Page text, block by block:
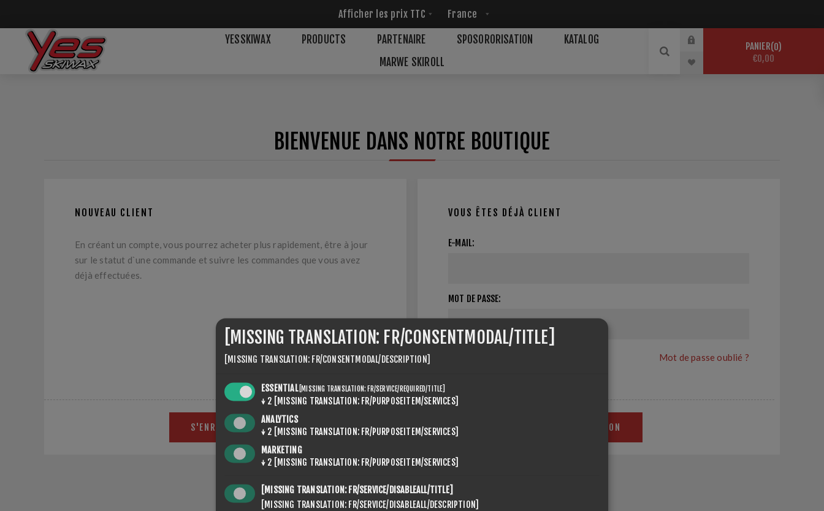
YESSKIWAX PRODUCTS PARTENAIRE SPOSORORISATION
KATALOG
MARWE SKIROLL
PANIER 0
€0,00
BIENVENUE DANS NOTRE BOUTIQUE
NOUVEAU CLIENT
En créant un compte, vous pourrez acheter plus rapidement, être à jour
sur le statut d`une commande et suivre les commandes que vous avez
déjà effectuées.
S'ENREGISTRER
VOUS ÊTES DÉJÀ CLIENT
E-MAIL:
MOT DE PASSE:
Mot de passe oublié ?
CONNEXION
ABOUT LOGIN / REGISTRATION
[MISSING TRANSLATION: FR/CONSENTMODAL/TITLE]
[MISSING TRANSLATION: FR/CONSENTMODAL/DESCRIPTION]
ESSENTIAL [MISSING TRANSLATION: FR/SERVICE/REQUIRED/TITLE]
↓ 2
[MISSING TRANSLATION: FR/PURPOSEITEM/SERVICES]
ANALYTICS
↓ 2
[MISSING TRANSLATION: FR/PURPOSEITEM/SERVICES]
MARKETING
↓ 2 [MISSING TRANSLATION: FR/PURPOSEITEM/SERVICES]
[MISSING TRANSLATION: FR/SERVICE/DISABLEALL/TITLE]
[MISSING TRANSLATION: FR/SERVICE/DISABLEALL/DESCRIPTION]